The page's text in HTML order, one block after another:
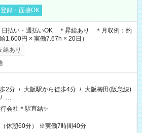
録・面接OK
払い・週払いOK ＊昇給あり ＊月収例：約
1,600円 × 実働7.67h × 20日）
給あり
2分 / 大阪駅から徒歩4分 / 大阪梅田(阪急線)
/ …
会社＊駅直結✨
休憩60分） ※実働7時間40分